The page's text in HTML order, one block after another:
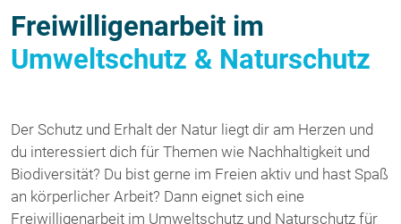
Freiwilligenarbeit im
Umweltschutz & Naturschutz
Der Schutz und Erhalt der Natur liegt dir am Herzen und
du interessiert dich für Themen wie Nachhaltigkeit und
Biodiversität? Du bist gerne im Freien aktiv und hast Spaß
an körperlicher Arbeit? Dann eignet sich eine
Freiwilligenarbeit im Umweltschutz und Naturschutz für